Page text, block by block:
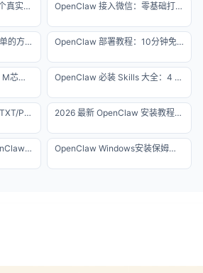
OpenClaw 实战案例：7 个真实自动化项目详解（2026 专业版） OpenClaw 接入微信：零基础打造个人微信 AI 助理
OpenClaw 接入微信最简单的方法：零代码、防封号的终极指南 OpenClaw 部署教程：10分钟免费打造本地 AI 助理
OpenClaw Mac 版安装：M芯片原生一键运行指南 OpenClaw 必装 Skills 大全：4 个核心插件安装指南（2026 最新版）
OpenClaw 读本地文件：TXT/PDF/Excel 批量解析指南 2026 最新 OpenClaw 安装教程：解决所有环境报错
从零开发你的第一个 OpenClaw Skill：让 AI 自动抓取网页并生成每日简报 OpenClaw Windows安装保姆级教程，5分钟搞定